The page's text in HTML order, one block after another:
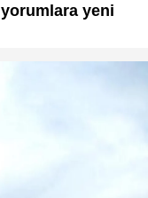
yeni